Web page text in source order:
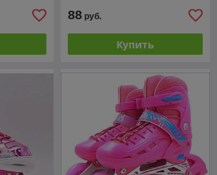
88 руб.
Купить